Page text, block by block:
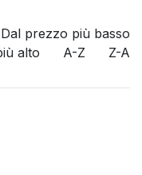
Dal prezzo più basso
alto
A-Z Z-A